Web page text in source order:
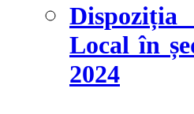
Dispoziția
Local în
2024